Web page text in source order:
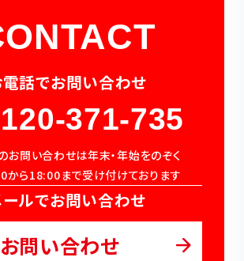
話でお問い合わせ
371-735
お問い合わせは年末・年始をのぞく
から18:00まで受け付けております
ールでお問い合わせ
お問い合わせ